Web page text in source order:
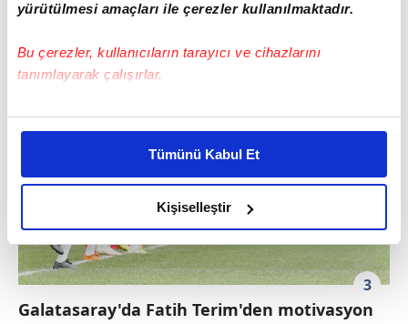
yürütülmesi amaçları ile çerezler kullanılmaktadır.
Bu çerezler, kullanıcıların tarayıcı ve cihazlarını
tanımlayarak çalışırlar.
Bu çerezlere izin vermeniz halinde sizlere özel
daha iyi reklam deneyimi yaşatabiliriz. Bunu yaparken
amacımızın size daha iyi bir reklam deneyimi sunmak
olduğunu ve sizlere en iyi içerikleri sunabilmek adına
elimizden gelen çabayı gösterdiğimizi ve bu noktada,
reklamların maliyetlerimizi karşılamak noktasında tek gelir
kalemimiz olduğunu sizlere hatırlatmak isteriz.
Her halükârda, kullanıcılar, bu çerezlere izin vermedikleri
Tümünü Kabul Et
Kişiselleştir
3
Galatasaray'da Fatih Terim'den motivasyon